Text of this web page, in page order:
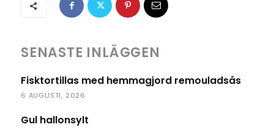
SENASTE INLÄGGEN
Fisktortillas med hemmagjord remouladsås
6 AUGUSTI, 2026
Gul hallonsylt